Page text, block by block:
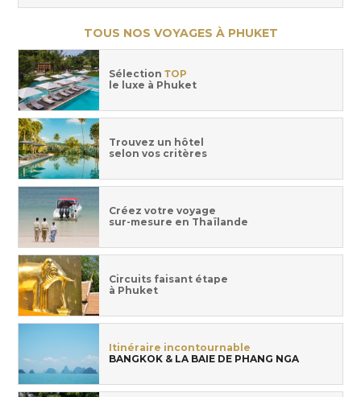
TOUS NOS VOYAGES À PHUKET
Sélection TOP
le luxe à Phuket
Trouvez un hôtel
selon vos critères
Créez votre voyage
sur-mesure en Thaïlande
Circuits faisant étape
à Phuket
Itinéraire incontournable
BANGKOK & LA BAIE DE PHANG NGA